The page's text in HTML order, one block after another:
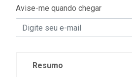
Avise-me quando chegar
Resumo